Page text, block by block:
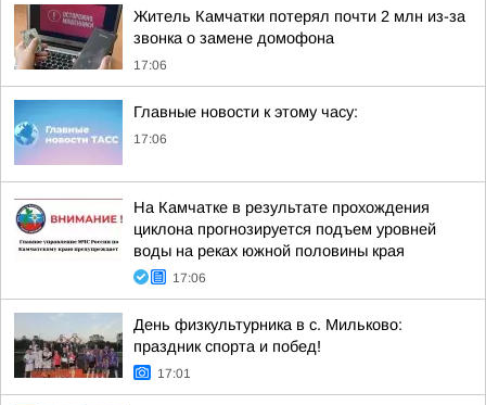
Житель Камчатки потерял почти 2 млн из-за
звонка о замене домофона
17:06
Главные новости к этому часу:
17:06
На Камчатке в результате прохождения
циклона прогнозируется подъем уровней
воды на реках южной половины края
17:06
День физкультурника в с. Мильково:
праздник спорта и побед!
17:01